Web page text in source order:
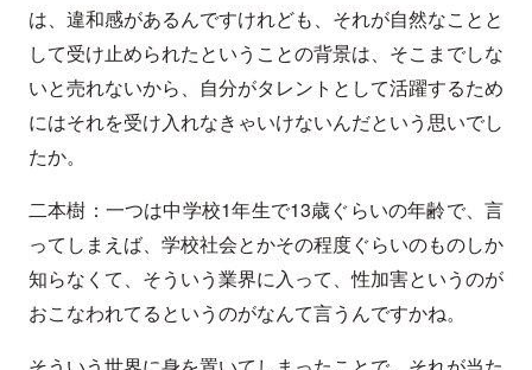
は、違和感があるんですけれども、それが自然なことと
して受け止められたということの背景は、そこまでしな
いと売れないから、自分がタレントとして活躍するため
にはそれを受け入れなきゃいけないんだという思いでし
たか。
二本樹：一つは中学校1年生で13歳ぐらいの年齢で、言
ってしまえば、学校社会とかその程度ぐらいのものしか
知らなくて、そういう業界に入って、性加害というのが
おこなわれてるというのがなんて言うんですかね。